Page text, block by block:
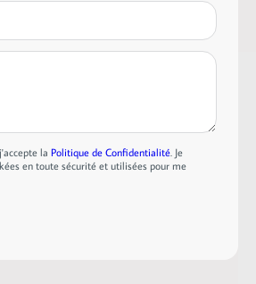
laPolitique de Confidentialité. Je
en toute sécurité et utilisées pour me